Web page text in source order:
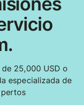
25,000 USD o
especializada de